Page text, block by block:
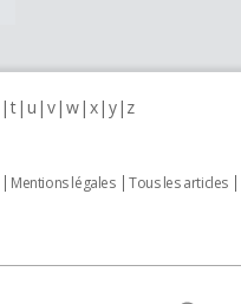
t u v w x y z
Mentions légales Tous les articles